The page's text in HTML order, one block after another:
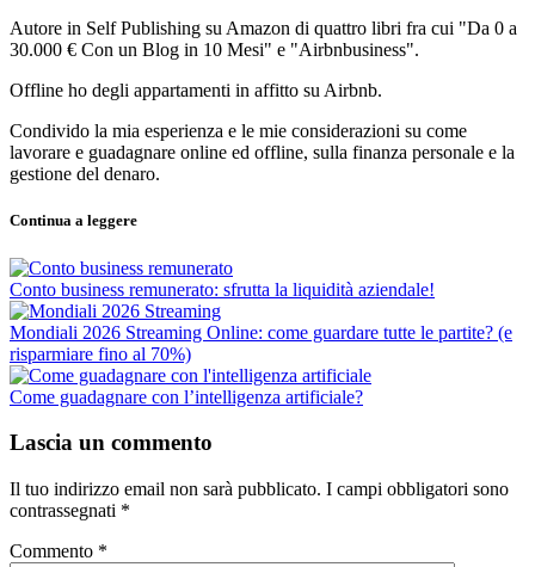
Autore in Self Publishing su Amazon di quattro libri fra cui "Da 0 a
30.000 € Con un Blog in 10 Mesi" e "Airbnbusiness".
Offline ho degli appartamenti in affitto su Airbnb.
Condivido la mia esperienza e le mie considerazioni su come
lavorare e guadagnare online ed offline, sulla finanza personale e la
gestione del denaro.
Continua a leggere
Conto business remunerato: sfrutta la liquidità aziendale!
Mondiali 2026 Streaming Online: come guardare tutte le partite? (e
risparmiare fino al 70%)
Come guadagnare con l’intelligenza artificiale?
Lascia un commento
Il tuo indirizzo email non sarà pubblicato. I campi obbligatori sono
contrassegnati *
Commento *